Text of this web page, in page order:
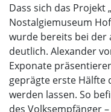
Dass sich das Projekt
Nostalgiemuseum
wurde bereits bei der
deutlich. Alexander
Exponate
geprägte erste Hälfte
werden lassen. So
des Volksempfänger